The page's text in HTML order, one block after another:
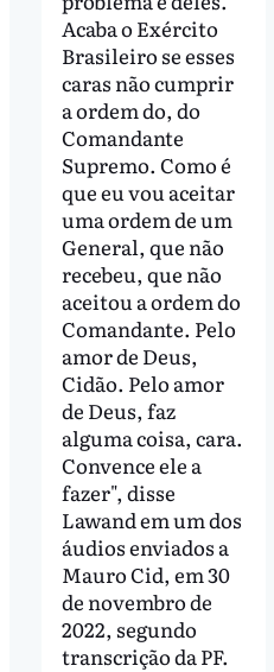
Acaba o Exército
Brasileiro se esses
caras não cumprir
a ordem do, do
Comandante
Supremo. Como é
que eu vou aceitar
uma ordem de um
General, que não
recebeu, que não
aceitou a ordem do
Comandante. Pelo
amor de Deus,
Cidão. Pelo amor
de Deus, faz
alguma coisa, cara.
Convence ele a
fazer", disse
Lawand em um dos
áudios enviados a
Mauro Cid, em 30
de novembro de
2022, segundo
transcrição da PF.